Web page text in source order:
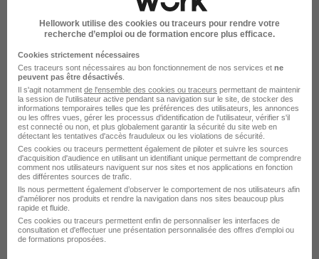
Entreprises à Aix-en-Provence
Entreprises à Angers
Entreprises à Annecy
Entreprises à Besançon
Entreprises à Bordeaux
Entreprises à Brest
Voir plus
Les entreprises qui recrutent par ville
autour de Tourtrol
Hellowork utilise des cookies ou traceurs pour rendre votre
recherche d’emploi ou de formation encore plus efficace.
Cookies strictement nécessaires
Ces traceurs sont nécessaires au bon fonctionnement de nos services et ne
peuvent pas être désactivés
Il s'agit notamment de l'ensemble des cookies ou traceurs permettant de maintenir
la session de l'utilisateur active pendant sa navigation sur le site, de stocker des
informations temporaires telles que les préférences des utilisateurs, les annonces
ou les offres vues, gérer les processus d'identification de l'utilisateur, vérifier s'il
est connecté ou non, et plus globalement garantir la sécurité du site web en
détectant les tentatives d'accès frauduleux ou les violations de sécurité.
Ces cookies ou traceurs permettent également de piloter et suivre les sources
d'acquisition d'audience en utilisant un identifiant unique permettant de comprendre
comment nos utilisateurs naviguent sur nos sites et nos applications en fonction
des différentes sources de trafic.
Ils nous permettent également d’observer le comportement de nos utilisateurs afin
d'améliorer nos produits et rendre la navigation dans nos sites beaucoup plus
rapide et fluide.
Ces cookies ou traceurs permettent enfin de personnaliser les interfaces de
consultation et d'effectuer une présentation personnalisée des offres d'emploi ou
de formations proposées.